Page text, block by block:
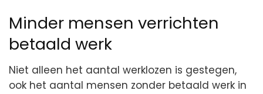
Minder mensen verrichten
betaald werk
Niet alleen het aantal werklozen is gestegen,
ook het aantal mensen zonder betaald werk in